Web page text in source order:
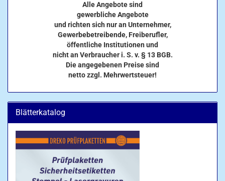
Alle Angebote sind
gewerbliche Angebote
und richten sich nur an Unternehmer,
Gewerbebetreibende, Freiberufler,
öffentliche Institutionen und
nicht an Verbraucher i. S. v. § 13 BGB.
Die angegebenen Preise sind
netto zzgl. Mehrwertsteuer!
Blätterkatalog